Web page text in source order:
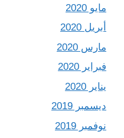
مايو 2020
أبريل 2020
مارس 2020
فبراير 2020
يناير 2020
ديسمبر 2019
نوفمبر 2019